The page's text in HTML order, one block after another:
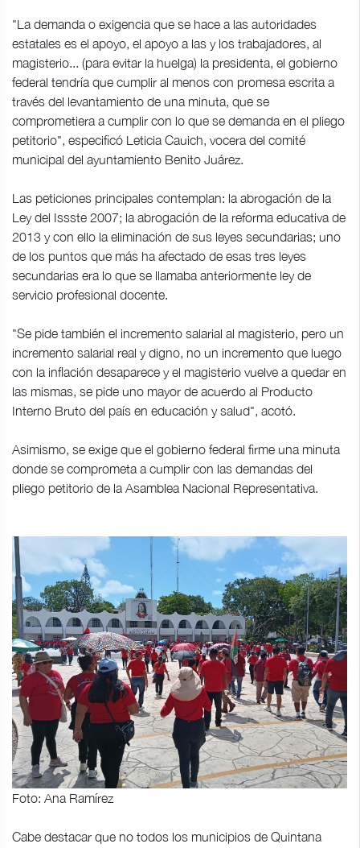
"La demanda o exigencia que se hace a las autoridades
estatales es el apoyo, el apoyo a las y los trabajadores, al
magisterio... (para evitar la huelga) la presidenta, el gobierno
federal tendría que cumplir al menos con promesa escrita a
través del levantamiento de una minuta, que se
comprometiera a cumplir con lo que se demanda en el pliego
petitorio", especificó Leticia Cauich, vocera del comité
municipal del ayuntamiento Benito Juárez.
Las peticiones principales contemplan: la abrogación de la
Ley del Issste 2007; la abrogación de la reforma educativa de
2013 y con ello la eliminación de sus leyes secundarias; uno
de los puntos que más ha afectado de esas tres leyes
secundarias era lo que se llamaba anteriormente ley de
servicio profesional docente.
"Se pide también el incremento salarial al magisterio, pero un
incremento salarial real y digno, no un incremento que luego
con la inflación desaparece y el magisterio vuelve a quedar en
las mismas, se pide uno mayor de acuerdo al Producto
Interno Bruto del país en educación y salud", acotó.
Asimismo, se exige que el gobierno federal firme una minuta
donde se comprometa a cumplir con las demandas del
pliego petitorio de la Asamblea Nacional Representativa.
Foto: Ana Ramírez
Cabe destacar que no todos los municipios de Quintana